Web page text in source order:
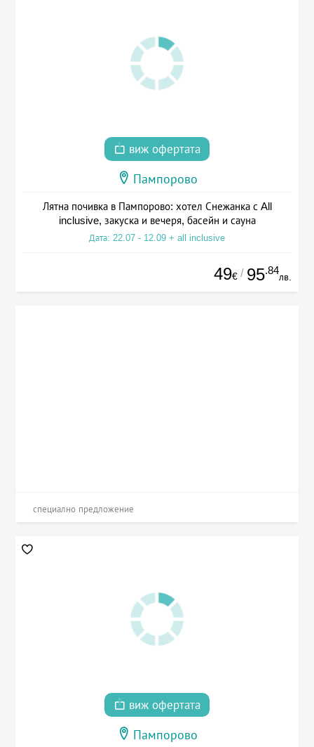
виж офертата
Пампорово
Лятна почивка в Пампорово: хотел Снежанка с All
inclusive, закуска и вечеря, басейн и сауна
Дата: 22.07 - 12.09 + all inclusive
49€ / 95.84
лв.
специално предложение
виж офертата
Пампорово